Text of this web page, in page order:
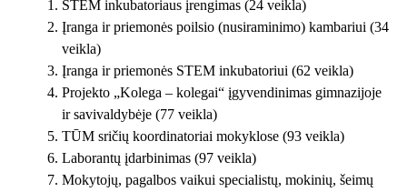
STEM inkubatoriaus įrengimas (24 veikla)
Įranga ir priemonės poilsio (nusiraminimo) kambariui (34
veikla)
Įranga ir priemonės STEM inkubatoriui (62 veikla)
Projekto „Kolega – kolegai“ įgyvendinimas gimnazijoje
ir savivaldybėje (77 veikla)
TŪM sričių koordinatoriai mokyklose (93 veikla)
Laborantų įdarbinimas (97 veikla)
Mokytojų, pagalbos vaikui specialistų, mokinių, šeimų